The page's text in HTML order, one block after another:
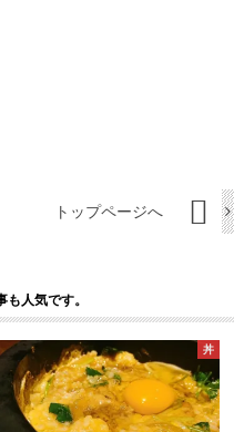
トップページへ
も人気です。
丼